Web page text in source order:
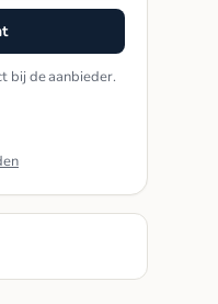
bij de aanbieder.